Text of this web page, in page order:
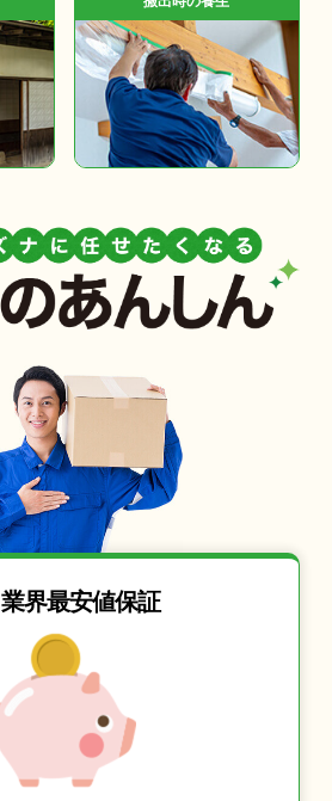
業界最安値保証